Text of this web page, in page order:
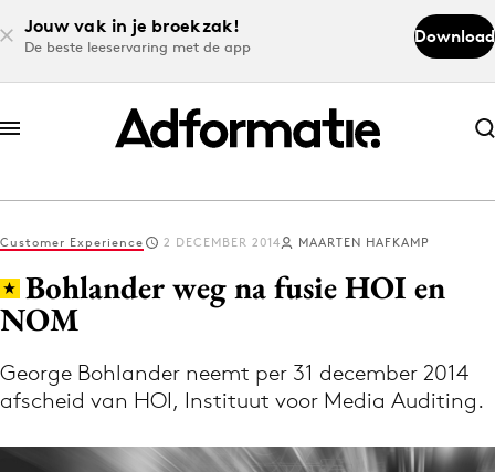
Jouw vak in je broekzak!
De beste leeservaring met de app
Download
Abonneer nu
Abonneer nu
Log in
Volg het laatste nieuws via de Adformatie
Nieuws app
Customer Experience 2 DECEMBER 2014 MAARTEN HAFKAMP
Bohlander weg na fusie HOI en
NOM
George Bohlander neemt per 31 december 2014
afscheid van HOI, Instituut voor Media Auditing.